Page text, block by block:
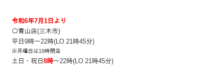
令和6年7月1日より
〇青山店(三木市)
平日9時～22時(LO 21時45分)
※月曜日は19時閉店
土日・祝日 8時～22時(LO 21時45分)